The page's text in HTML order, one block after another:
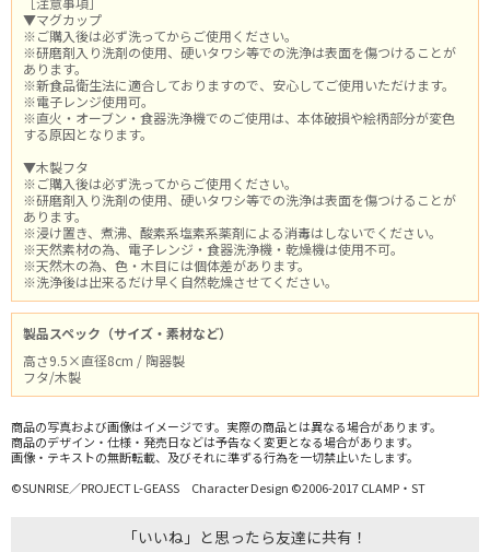
▼マグカップ
※ご購入後は必ず洗ってからご使用ください。
※研磨剤入り洗剤の使用、硬いタワシ等での洗浄は表面を傷つけることが
あります。
※新食品衛生法に適合しておりますので、安心してご使用いただけます。
※電子レンジ使用可。
※直火・オーブン・食器洗浄機でのご使用は、本体破損や絵柄部分が変色
する原因となります。
▼木製フタ
※ご購入後は必ず洗ってからご使用ください。
※研磨剤入り洗剤の使用、硬いタワシ等での洗浄は表面を傷つけることが
あります。
※浸け置き、煮沸、酸素系塩素系薬剤による消毒はしないでください。
※天然素材の為、電子レンジ・食器洗浄機・乾燥機は使用不可。
※天然木の為、色・木目には個体差があります。
※洗浄後は出来るだけ早く自然乾燥させてください。
製品スペック（サイズ・素材など）
高さ9.5×直径8cm / 陶器製
フタ/木製
商品の写真および画像はイメージです。実際の商品とは異なる場合があります。
商品のデザイン・仕様・発売日などは予告なく変更となる場合があります。
画像・テキストの無断転載、及びそれに準ずる行為を一切禁止いたします。
©SUNRISE／PROJECT L-GEASS Character Design ©2006-2017 CLAMP・ST
「いいね」と思ったら友達に共有！